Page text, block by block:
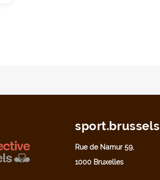
sport.brussels
Rue de Namur 59,
1000 Bruxelles